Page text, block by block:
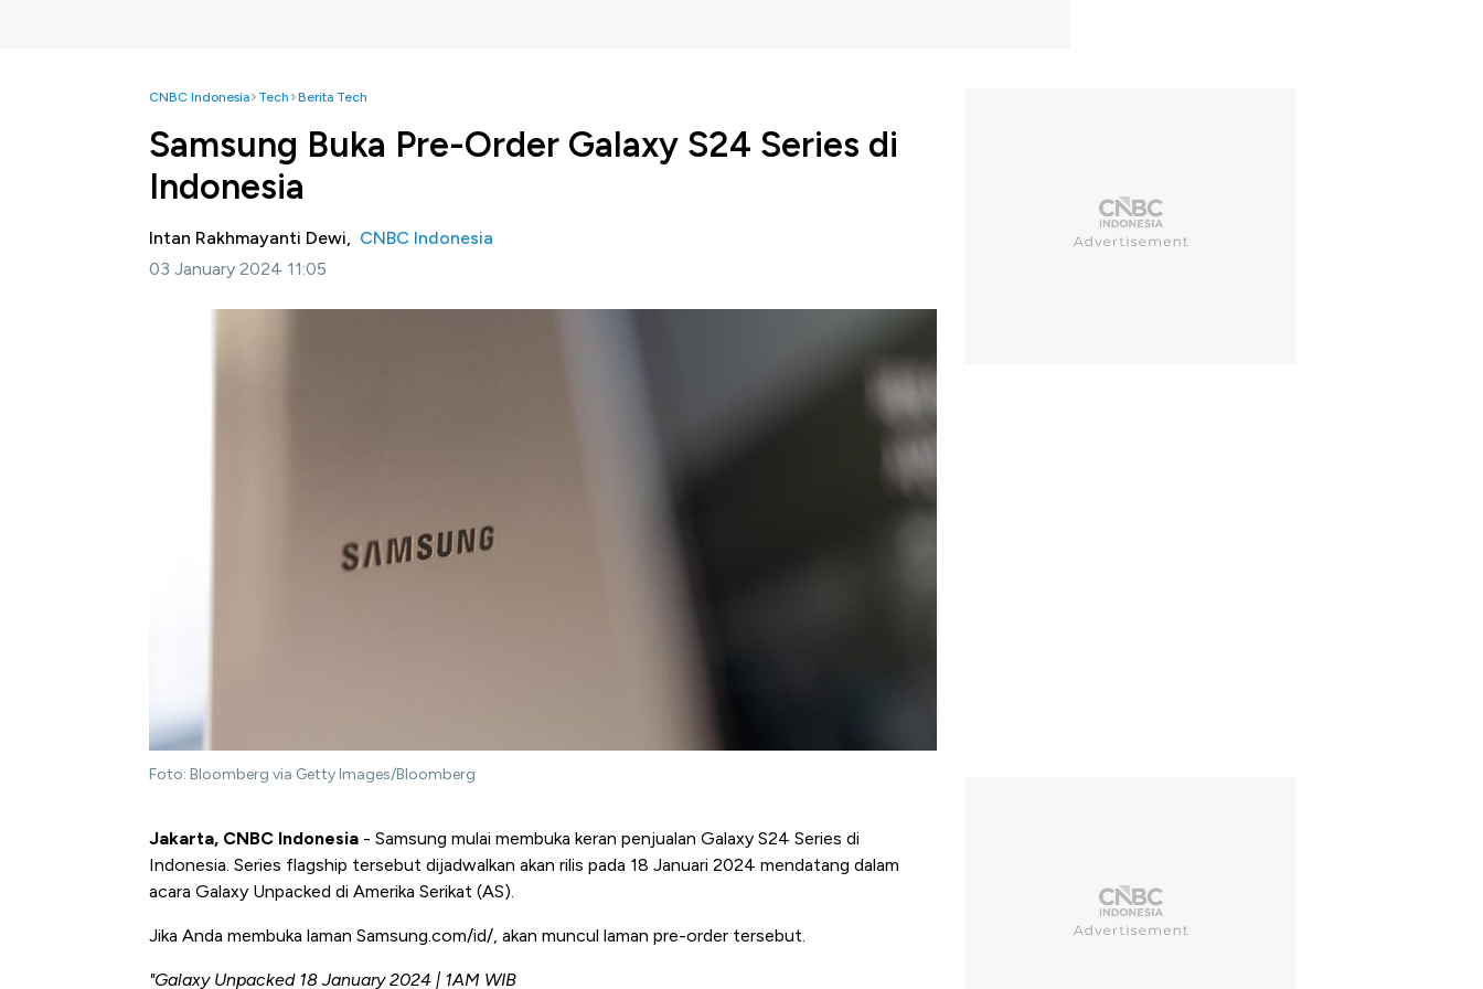
CNBC Indonesia Tech Berita Tech
Samsung Buka Pre-Order Galaxy S24 Series di
Indonesia
Intan Rakhmayanti Dewi, CNBC Indonesia
03 January 2024 11:05
Foto: Bloomberg via Getty Images/Bloomberg
Jakarta, CNBC Indonesia - Samsung mulai membuka keran penjualan Galaxy S24 Series di
Indonesia. Series flagship tersebut dijadwalkan akan rilis pada 18 Januari 2024 mendatang dalam
acara Galaxy Unpacked di Amerika Serikat (AS).
Jika Anda membuka laman Samsung.com/id/, akan muncul laman pre-order tersebut.
"Galaxy Unpacked 18 January 2024 | 1AM WIB